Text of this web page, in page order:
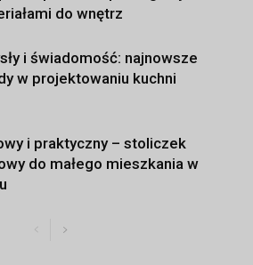
do wnętrz
i świadomość: najnowsze
w projektowaniu kuchni
i praktyczny – stoliczek
do małego mieszkania w